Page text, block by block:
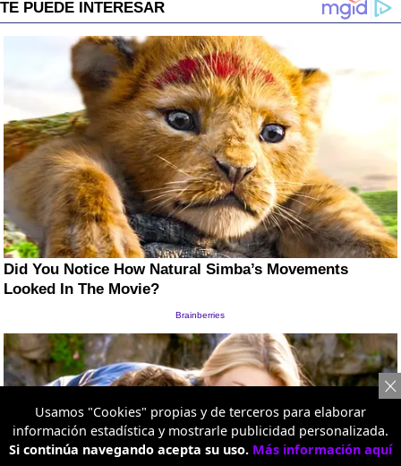
Usamos "Cookies" propias y de terceros para elaborar
información estadística y mostrarle publicidad personalizada.
Si continúa navegando acepta su uso. Más información aquí